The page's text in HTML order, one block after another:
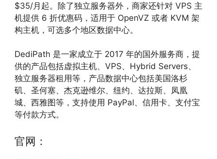
$35/月起。除了独立服务器外，商家还针对 VPS 主
机提供 6 折优惠码，适用于 OpenVZ 或者 KVM 架
构主机，可选多个地区数据中心。
DediPath 是一家成立于 2017 年的国外服务商，提
供的产品包括虚拟主机、VPS、Hybrid Servers、
独立服务器租用等，产品数据中心包括美国洛杉
矶、圣何塞、杰克逊维尔、纽约、达拉斯、凤凰
城、西雅图等，支持使用 PayPal、信用卡、支付宝
等付款方式。
官网：